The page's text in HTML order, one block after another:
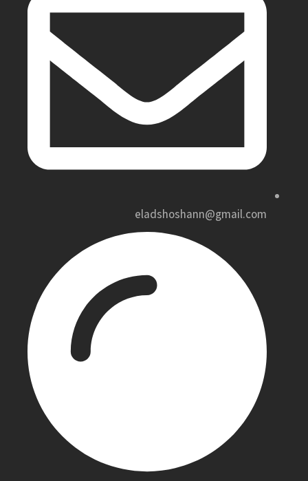
eladshoshann@gmail.com